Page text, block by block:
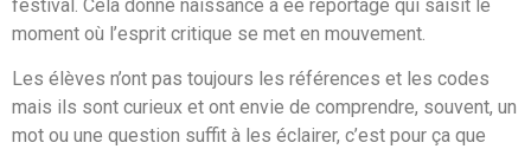
festival. Cela donne naissance à ee reportage qui saisit le
moment où l’esprit critique se met en mouvement.
Les élèves n’ont pas toujours les références et les codes
mais ils sont curieux et ont envie de comprendre, souvent, un
mot ou une question suffit à les éclairer, c’est pour ça que